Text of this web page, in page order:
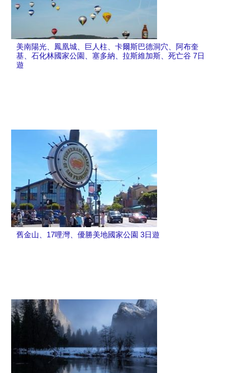
美南陽光、鳳凰城、巨人柱、卡爾斯巴德洞穴、阿布奎
基、石化林國家公園、塞多納、拉斯維加斯、死亡谷 7日
遊
舊金山、17哩灣、優勝美地國家公園 3日遊